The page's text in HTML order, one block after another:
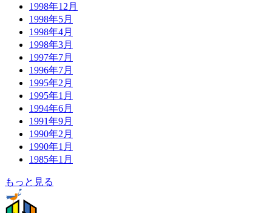
1998年12月
1998年5月
1998年4月
1998年3月
1997年7月
1996年7月
1995年2月
1995年1月
1994年6月
1991年9月
1990年2月
1990年1月
1985年1月
もっと見る